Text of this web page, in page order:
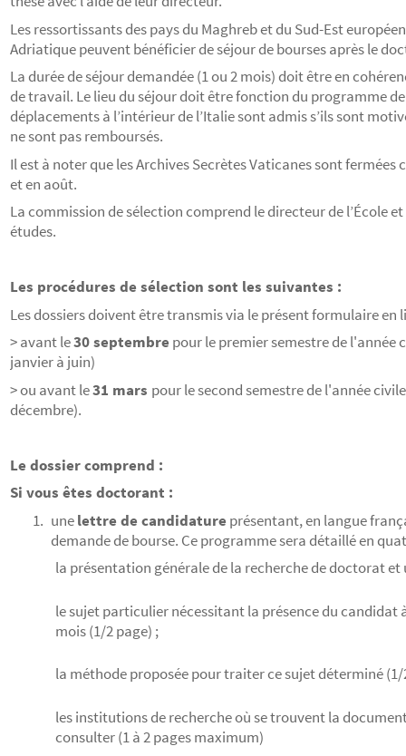
Les ressortissants des pays du Maghreb et du Sud-Est
Adriatique peuvent bénéficier de séjour de bourses après le
La durée de séjour demandée (1 ou 2 mois) doit être en
de travail. Le lieu du séjour doit être fonction du programme
déplacements à l’intérieur de l’Italie sont admis s’ils sont
ne sont pas remboursés.
Il est à noter que les Archives Secrètes Vaticanes sont fermées
et en août.
La commission de sélection comprend le directeur de l’École
études.
Les procédures de sélection sont les suivantes :
Les dossiers doivent être transmis via le présent formulaire
> avant le30 septembre pour le premier semestre de l'année
janvier à juin)
> ou avant le31 mars pour le second semestre de l'année
décembre).
Le dossier comprend :
Si vous êtes doctorant :
unelettre de candidature présentant, en langue
demande de bourse. Ce programme sera détaillé en
la présentation générale de la recherche de doctorat
le sujet particulier nécessitant la présence du candidat
mois (1/2 page) ;
la méthode proposée pour traiter ce sujet déterminé (1/
les institutions de recherche où se trouvent la
consulter (1 à 2 pages maximum)